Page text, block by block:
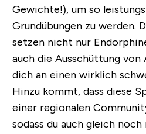
Gewichte!), um so
Grundübungen zu werden.
setzen nicht nur
auch die Ausschüttung von
dich an einen wirklich
Hinzu kommt, dass diese
einer regionalen
sodass du auch gleich